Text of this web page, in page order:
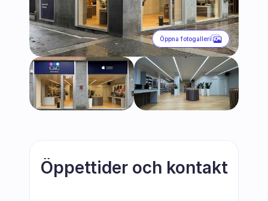
Öppna fotogalleri
Öppettider och kontakt